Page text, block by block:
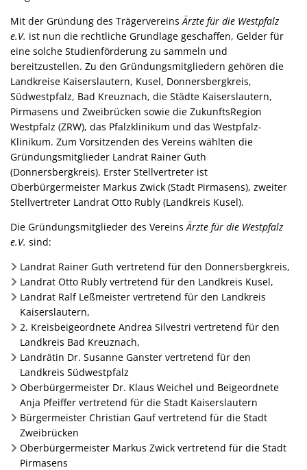
Mit der Gründung des Trägervereins Ärzte für die Westpfalz
e.V. ist nun die rechtliche Grundlage geschaffen, Gelder für
eine solche Studienförderung zu sammeln und
bereitzustellen. Zu den Gründungsmitgliedern gehören die
Landkreise Kaiserslautern, Kusel, Donnersbergkreis,
Südwestpfalz, Bad Kreuznach, die Städte Kaiserslautern,
Pirmasens und Zweibrücken sowie die ZukunftsRegion
Westpfalz (ZRW), das Pfalzklinikum und das Westpfalz-
Klinikum. Zum Vorsitzenden des Vereins wählten die
Gründungsmitglieder Landrat Rainer Guth
(Donnersbergkreis). Erster Stellvertreter ist
Oberbürgermeister Markus Zwick (Stadt Pirmasens), zweiter
Stellvertreter Landrat Otto Rubly (Landkreis Kusel).
Die Gründungsmitglieder des Vereins Ärzte für die Westpfalz
e.V. sind:
Landrat Rainer Guth vertretend für den Donnersbergkreis,
Landrat Otto Rubly vertretend für den Landkreis Kusel,
Landrat Ralf Leßmeister vertretend für den Landkreis
Kaiserslautern,
2. Kreisbeigeordnete Andrea Silvestri vertretend für den
Landkreis Bad Kreuznach,
Landrätin Dr. Susanne Ganster vertretend für den
Landkreis Südwestpfalz
Oberbürgermeister Dr. Klaus Weichel und Beigeordnete
Anja Pfeiffer vertretend für die Stadt Kaiserslautern
Bürgermeister Christian Gauf vertretend für die Stadt
Zweibrücken
Oberbürgermeister Markus Zwick vertretend für die Stadt
Pirmasens